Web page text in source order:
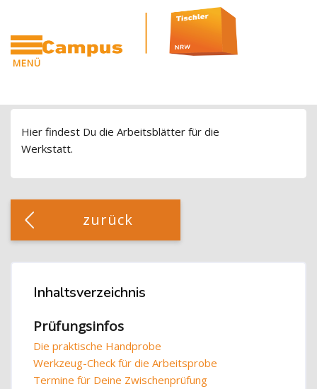
MENÜ
Zum Hauptinhalt
Blöcke
Blöcke
Hier findest Du die Arbeitsblätter für die
Werkstatt.
Blöcke
[Cocoon] Custom HTML überspringen
zurück
Inhaltsverzeichnis überspringen
Inhaltsverzeichnis
Prüfungsinfos
Die praktische Handprobe
Werkzeug-Check für die Arbeitsprobe
Termine für Deine Zwischenprüfung